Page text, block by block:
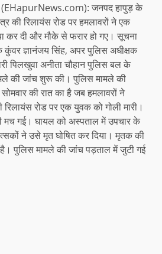
जनपद हापुड़ के
की रिलायंस रोड पर हमलावरों ने एक
कर दी और मौके से फरार हो गए। सूचना
कुंवर ज्ञानंजय सिंह, अपर पुलिस अधीक्षक
पिलखुवा अनीता चौहान पुलिस बल के
की जांच शुरू की। पुलिस मामले की
की रात का है जब हमलावरों ने
रिलायंस रोड पर एक युवक को गोली मारी।
मच गई। घायल को अस्पताल में उपचार के
ने उसे मृत घोषित कर दिया। मृतक की
पुलिस मामले की जांच पड़ताल में जुटी गई